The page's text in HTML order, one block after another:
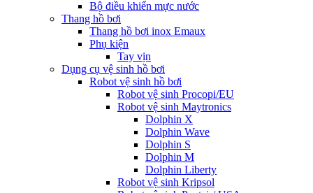
Bộ điều khiển mực nước
Thang hồ bơi
Thang hồ bơi inox Emaux
Phụ kiện
Tay vịn
Dụng cụ vệ sinh hồ bơi
Robot vệ sinh hồ bơi
Robot vệ sinh Procopi/EU
Robot vệ sinh Maytronics
Dolphin X
Dolphin Wave
Dolphin S
Dolphin M
Dolphin Liberty
Robot vệ sinh Kripsol